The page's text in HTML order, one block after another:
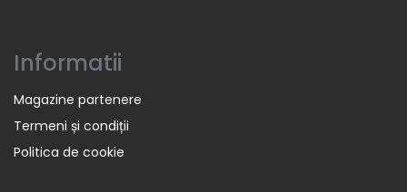
Informatii
Magazine partenere
Termeni și condiții
Politica de cookie